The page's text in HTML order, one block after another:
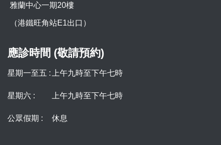
雅蘭中心一期20樓
（港鐵旺角站E1出口）
應診時間 (敬請預約)
星期一至五 : 上午九時至下午七時
星期六 : 上午九時至下午七時
公眾假期 : 休息